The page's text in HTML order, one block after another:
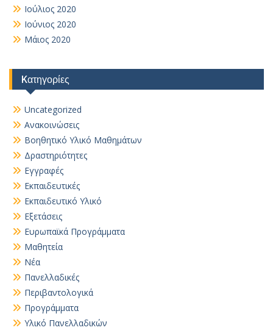
Ιούλιος 2020
Ιούνιος 2020
Μάιος 2020
Kατηγορίες
Uncategorized
Ανακοινώσεις
Βοηθητικό Yλικό Mαθημάτων
Δραστηριότητες
Εγγραφές
Εκπαιδευτικές
Εκπαιδευτικό Υλικό
Εξετάσεις
Ευρωπαϊκά Προγράμματα
Μαθητεία
Νέα
Πανελλαδικές
Περιβαντολογικά
Προγράμματα
Υλικό Πανελλαδικών